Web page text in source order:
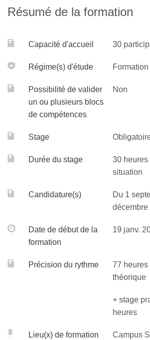
prendre en chargeles patients
Résumé de la formation
Capacité d'accueil 30
Régime(s) d'étude
Possibilité de valider
un ou plusieurs blocs
de compétences
Non
Stage
Durée du stage
30 heures
situation
Candidature(s)
Du 1
décembre
Date de début de la
formation
19 janv.
Précision du rythme
77
théorique
+ stage
heures
Lieu(x) de formation
Campus